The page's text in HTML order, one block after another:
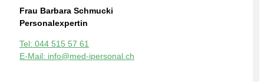
Frau Barbara Schmucki
Personalexpertin
Tel: 044 515 57 61
E-Mail: info@med-ipersonal.ch